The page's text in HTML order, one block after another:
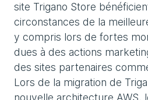
site Trigano Store
circonstances de la
y compris lors de fortes
dues à des actions
des sites partenaires
Lors de la migration de
nouvelle architecture AWS,